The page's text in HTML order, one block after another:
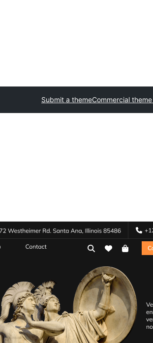
Submit a themeCommercial
Commercial theme
આ થીમ મફત છે પરંતુ વધારાના પેઇડ
સપોૅટ જુઓ
ડાઉનલોડ કરો
આવૃત્તિ
છેલે અપડેટ થયેલું
Active installations
વર્ડપ્રેસ વર્ઝન
પીએચપી(PHP) આવૃતિ